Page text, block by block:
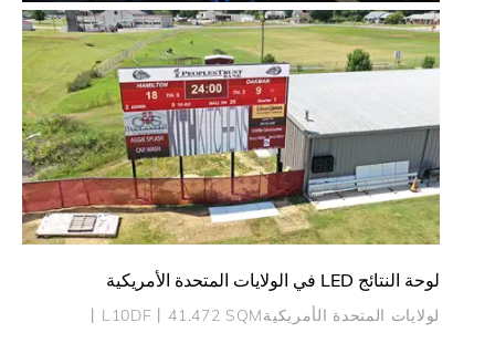
المكتبة في بانكوك
تايلاند 丨WN4丨200 SQM
لوحة النتائج LED في الولايات المتحدة الأمريكية
لولايات المتحدة الأمريكية丨L10DF丨41.472 SQM